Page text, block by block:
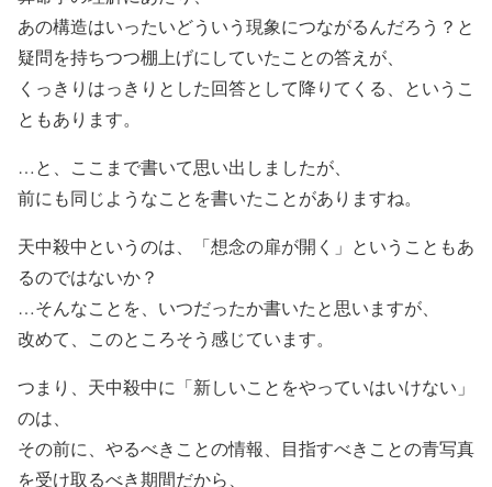
あの構造はいったいどういう現象につながるんだろう？と
疑問を持ちつつ棚上げにしていたことの答えが、
くっきりはっきりとした回答として降りてくる、というこ
ともあります。
…と、ここまで書いて思い出しましたが、
前にも同じようなことを書いたことがありますね。
天中殺中というのは、「想念の扉が開く」ということもあ
るのではないか？
…そんなことを、いつだったか書いたと思いますが、
改めて、このところそう感じています。
つまり、天中殺中に「新しいことをやっていはいけない」
のは、
その前に、やるべきことの情報、目指すべきことの青写真
を受け取るべき期間だから、